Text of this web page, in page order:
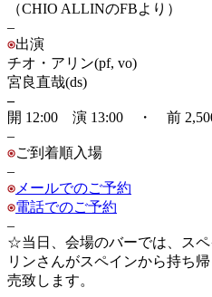
（CHIO ALLINのFBより）
–
出演
チオ・アリン(pf, vo)
宮良直哉(ds)
–
開 12:00 演 13:00 ・ 前
–
ご到着順入場
–
メールでのご予約
電話でのご予約
–
☆当日、会場のバーでは、ス
リンさんがスペインから持ち
売致します。